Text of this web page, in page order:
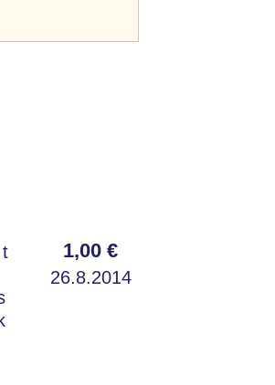
1,00 €
26.8.2014